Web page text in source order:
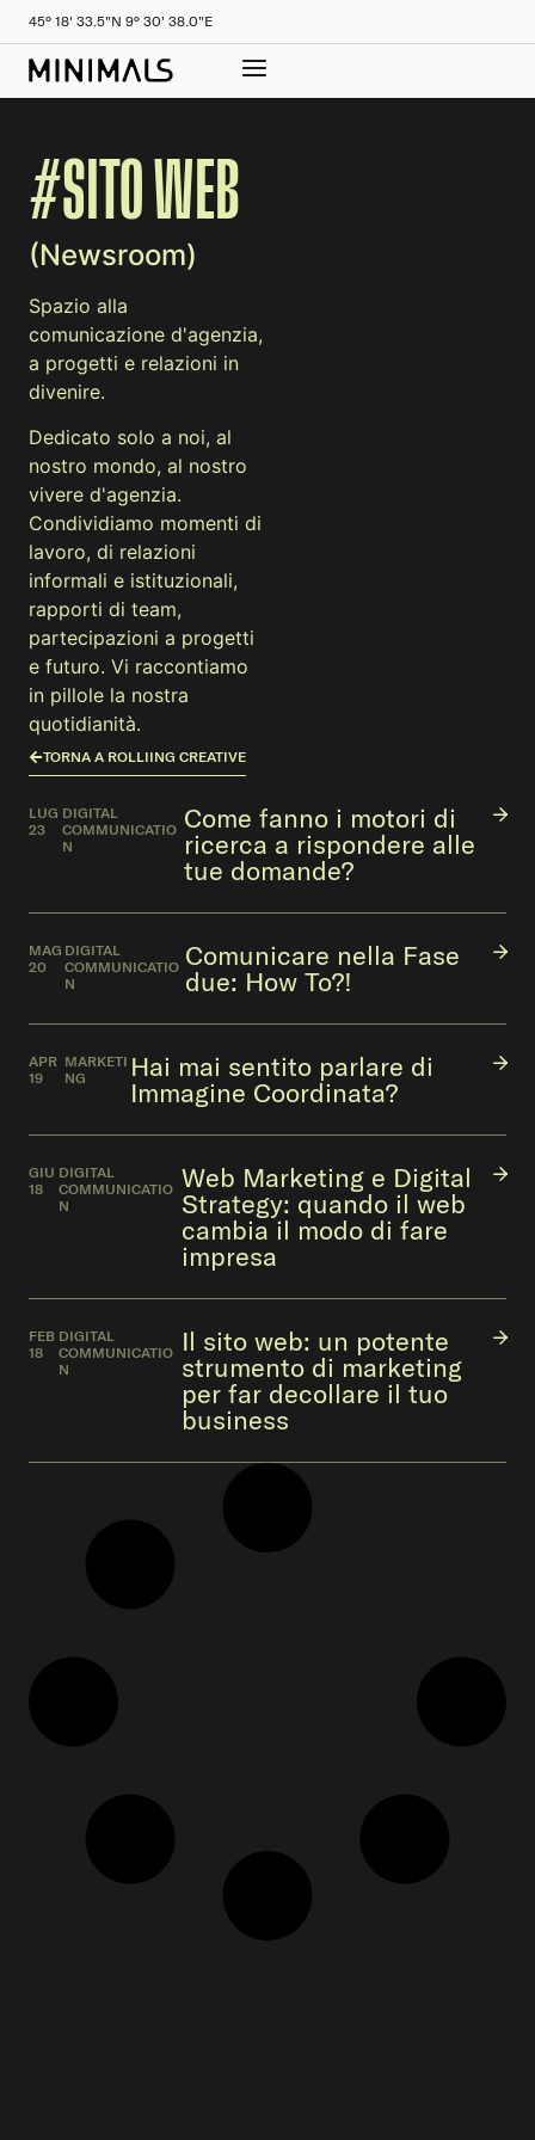
45° 18' 33.5"N 9° 30' 38.0"E
#SITO WEB
(Newsroom)
Spazio alla
comunicazione d'agenzia,
a progetti e relazioni in
divenire.
Dedicato solo a noi, al
nostro mondo, al nostro
vivere d'agenzia.
Condividiamo momenti di
lavoro, di relazioni
informali e istituzionali,
rapporti di team,
partecipazioni a progetti
e futuro. Vi raccontiamo
in pillole la nostra
quotidianità.
TORNA A ROLLIING CREATIVE
LUG
23
Come fanno i motori di
ricerca a rispondere alle
tue domande?
DIGITAL
COMMUNICATIO
N
MAG
20
Comunicare nella Fase
due: How To?!
DIGITAL
COMMUNICATIO
N
APR
19
Hai mai sentito parlare di
Immagine Coordinata?
MARKETI
NG
GIU
18
Web Marketing e Digital
Strategy: quando il web
cambia il modo di fare
impresa
DIGITAL
COMMUNICATIO
N
FEB
18
Il sito web: un potente
strumento di marketing
per far decollare il tuo
business
DIGITAL
COMMUNICATIO
N